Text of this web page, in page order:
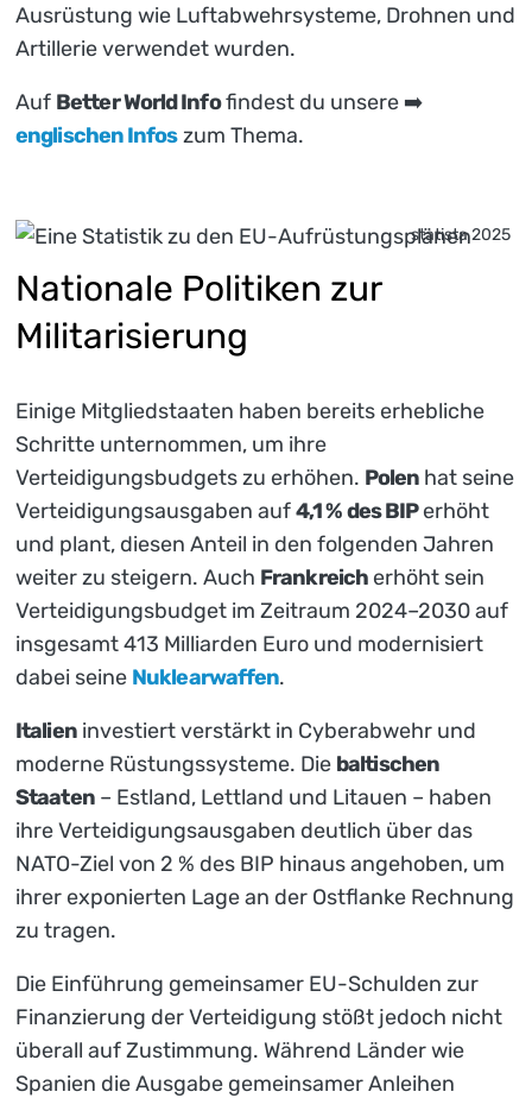
Ausrüstung wie Luftabwehrsysteme, Drohnen und
Artillerie verwendet wurden.
Auf Better World Infofindest du unsere ➡️
englischen Infoszum Thema.
statista 2025
Nationale Politiken zur
Militarisierung
Einige Mitgliedstaaten haben bereits erhebliche
Schritte unternommen, um ihre
Verteidigungsbudgets zu erhöhen. Polen hat seine
Verteidigungsausgaben auf4,1 % des BIPerhöht
und plant, diesen Anteil in den folgenden Jahren
weiter zu steigern. Auch Frankreich erhöht sein
Verteidigungsbudget im Zeitraum 2024–2030 auf
insgesamt 413 Milliarden Euro und modernisiert
dabei seine Nuklearwaffen.
Italieninvestiert verstärkt in Cyberabwehr und
moderne Rüstungssysteme. Die baltischen
Staaten– Estland, Lettland und Litauen – haben
ihre Verteidigungsausgaben deutlich über das
NATO-Ziel von 2 % des BIP hinaus angehoben, um
ihrer exponierten Lage an der Ostflanke Rechnung
zu tragen.
Die Einführung gemeinsamer EU-Schulden zur
Finanzierung der Verteidigung stößt jedoch nicht
überall auf Zustimmung. Während Länder wie
Spanien die Ausgabe gemeinsamer Anleihen